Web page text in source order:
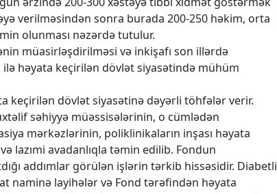
verilməsindən sonra burada 200-250 həkim, orta
olunması nəzərdə tutulur.
müasirləşdirilməsi və inkişafı son illərdə
həyata keçirilən dövlət siyasətində mühüm
keçirilən dövlət siyasətinə dəyərli töhfələr verir.
səhiyyə müəssisələrinin, o cümlədən
mərkəzlərinin, poliklinikaların inşası həyata
lazımi avadanlıqla təmin edilib. Fondun
addımlar görülən işlərin tərkib hissəsidir. Diabetli
naminə layihələr və Fond tərəfindən həyata